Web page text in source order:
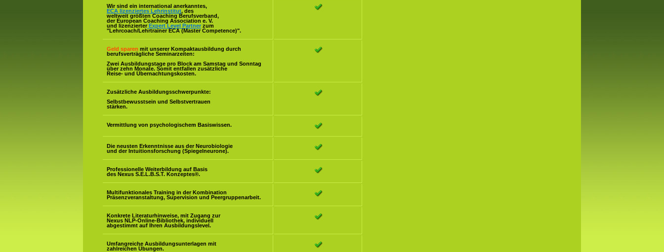
Wir sind ein international anerkanntes,
ECA lizenziertes Lehrinstitut, des
weltweit größten Coaching Berufsverband,
der European Coaching Association e. V.
und lizenzierter Expert Level Partner zum
"Lehrcoach/Lehrtrainer ECA (Master Competence)".
Geld sparen mit unserer Kompaktausbildung durch
berufsverträgliche Seminarzeiten:
Zwei Ausbildungstage pro Block am Samstag und Sonntag
über zehn Monate. Somit entfallen zusätzliche
Reise- und Übernachtungskosten.
Zusätzliche Ausbildungsschwerpunkte:
Selbstbewusstsein und Selbstvertrauen
stärken.
Vermittlung von psychologischem Basiswissen.
Die neusten Erkenntnisse aus der Neurobiologie
und der Intuitionsforschung (Spiegelneurone).
Professionelle Weiterbildung auf Basis
des Nexus S.E.L.B.S.T. Konzeptes®.
Multifunktionales Training in der Kombination
Präsenzveranstaltung, Supervision und Peergruppenarbeit.
Konkrete Literaturhinweise, mit Zugang zur
Nexus NLP-Online-Bibliothek, individuell
abgestimmt auf Ihren Ausbildungslevel.
Umfangreiche Ausbildungsunterlagen mit
zahlreichen Übungen.